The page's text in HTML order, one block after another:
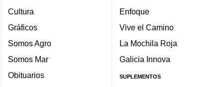
Cultura
Gráficos
Somos Agro
Somos Mar
Obituarios
Enfoque
Vive el Camino
La Mochila Roja
Galicia Innova
SUPLEMENTOS